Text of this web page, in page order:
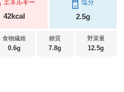
エネルギー
42kcal
塩分
2.5g
食物繊維
0.6g
糖質
7.8g
野菜量
12.5g